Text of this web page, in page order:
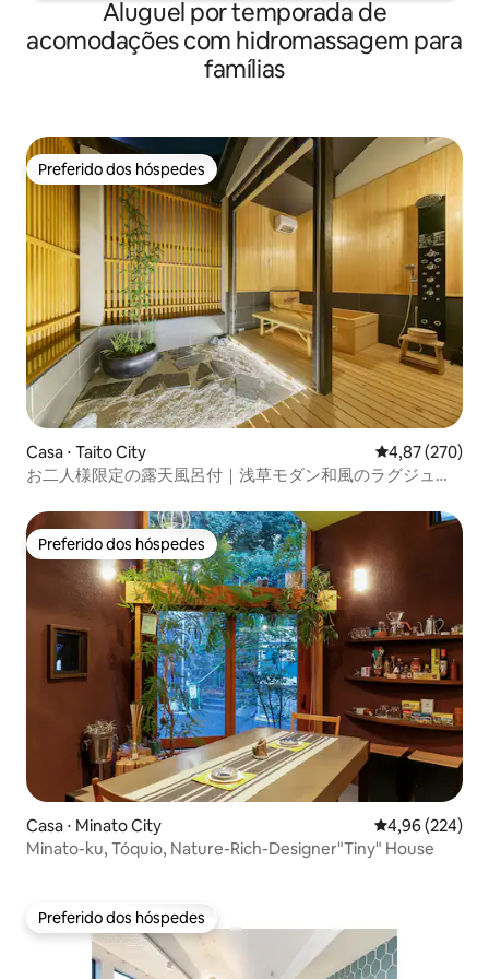
nos informar antes do check-in.
Aluguel por temporada de
acomodações com hidromassagem para
famílias
Preferido dos hóspedes
Preferido dos hóspedes
Casa ⋅ Taito City 4,87 de uma
4,87 (270)
お二人様限定の露天風呂付｜浅草モダン和風のラグジュア
Preferido dos hóspedes
Preferido dos hóspedes
Casa ⋅ Minato City 4,96 de uma
4,96 (224)
Minato-ku, Tóquio, Nature-Rich-Designer"Tiny" House
Preferido dos hóspedes
Preferido dos hóspedes